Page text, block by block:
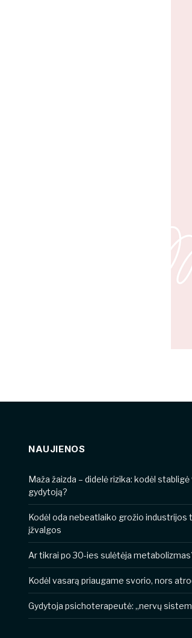
NAUJIENOS
​​Maža žaizda – didelė rizika: kodėl
gydytoją?
Kodėl oda nebeatlaiko grožio
įžvalgos
Ar tikrai po 30-ies sulėtėja
Kodėl vasarą priaugame svorio, nors
Gydytoja psichoterapeutė: „nervų